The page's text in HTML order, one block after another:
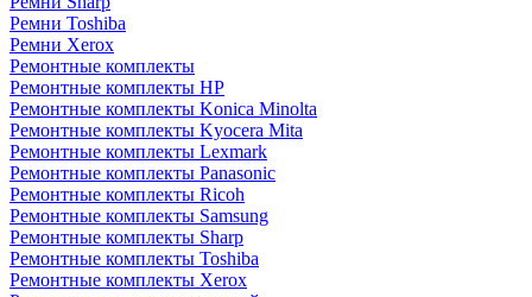
Ремни Toshiba
Ремни Xerox
Ремонтные комплекты
Ремонтные комплекты HP
Ремонтные комплекты Konica Minolta
Ремонтные комплекты Kyocera Mita
Ремонтные комплекты Lexmark
Ремонтные комплекты Panasonic
Ремонтные комплекты Ricoh
Ремонтные комплекты Samsung
Ремонтные комплекты Sharp
Ремонтные комплекты Toshiba
Ремонтные комплекты Xerox